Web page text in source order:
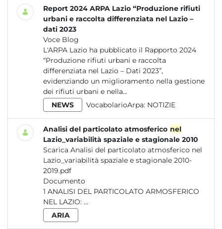
Report 2024 ARPA Lazio “Produzione rifiuti
urbani e raccolta differenziata nel Lazio –
dati 2023
Voce Blog
L'ARPA Lazio ha pubblicato il Rapporto 2024
“Produzione rifiuti urbani e raccolta
differenziata nel Lazio – Dati 2023”,
evidenziando un miglioramento nella gestione
dei rifiuti urbani e nella...
NEWS
VocabolarioArpa: NOTIZIE
Analisi del particolato atmosferico nel
Lazio_variabilità spaziale e stagionale 2010
Scarica Analisi del particolato atmosferico nel
Lazio_variabilità spaziale e stagionale 2010-
2019.pdf
Documento
1 ANALISI DEL PARTICOLATO ARMOSFERICO
NEL LAZIO: ...
ARIA